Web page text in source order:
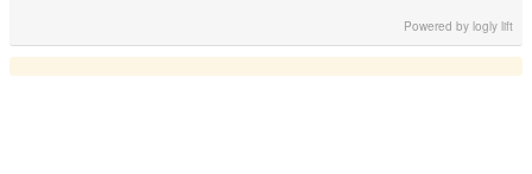
Powered bylogly lift